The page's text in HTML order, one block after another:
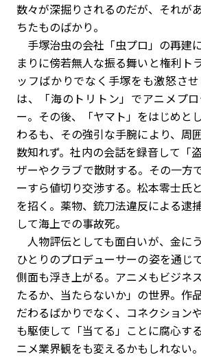
数々が深掘りされるのだが、それが
ちたものばかり。
手塚治虫の会社「虫プロ」の再建
まりに傍若無人な振る舞いと権利ト
ッフばかりでなく手塚をも激怒さ
は、「海のトリトン」でアニメプ
ー。その後、「ヤマト」をはじめと
わるも、その強引な手腕により、周
数知れず。社内の会話を録音して「
ザーやクラブで散財する。その一方
ーすら値切り交渉する。松本零士氏
を招く。薬物、銃刀法違反による逮
して海上での事故死。
人物評伝としても面白いが、金に
ひとりのプロデューサーの姿を通じ
側面も浮き上がる。アニメもビジネ
たるか、当たらないか」の世界。作
だわるばかりでなく、コネクション
も駆使して「当てる」ことに腐心す
ニメ業界観をも変えるかもしれない。